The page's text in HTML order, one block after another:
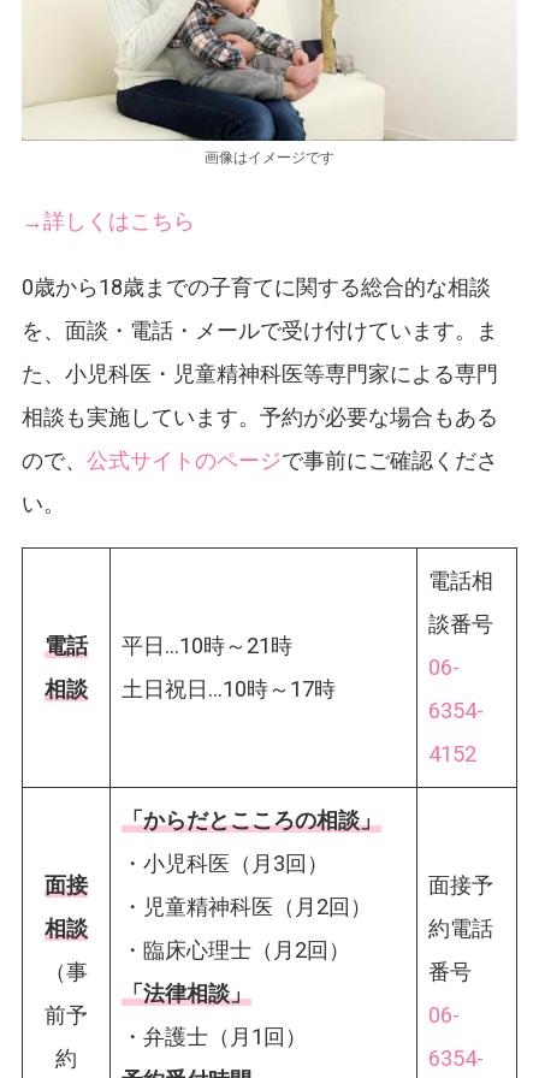
画像はイメージです
→詳しくはこちら
0歳から18歳までの子育てに関する総合的な相談
を、面談・電話・メールで受け付けています。ま
た、小児科医・児童精神科医等専門家による専門
相談も実施しています。予約が必要な場合もある
ので、 公式サイトのページで事前にご確認くださ
い。
電話
相談
平日…10時～21時
土日祝日…10時～17時
電話相
談番号
06-
6354-
4152
面接
相談
（事
前予
約
「からだとこころの相談」
・小児科医（月3回）
・児童精神科医（月2回）
・臨床心理士（月2回）
「法律相談」
・弁護士（月1回）
面接予
約電話
番号
06-
6354-